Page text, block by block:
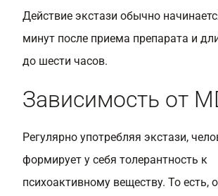
Действие экстази обычно
минут после приема препарата и
до шести часов.
Зависимость от
Регулярно употребляя экстази,
формирует у себя толерантность к
психоактивному веществу. То есть,